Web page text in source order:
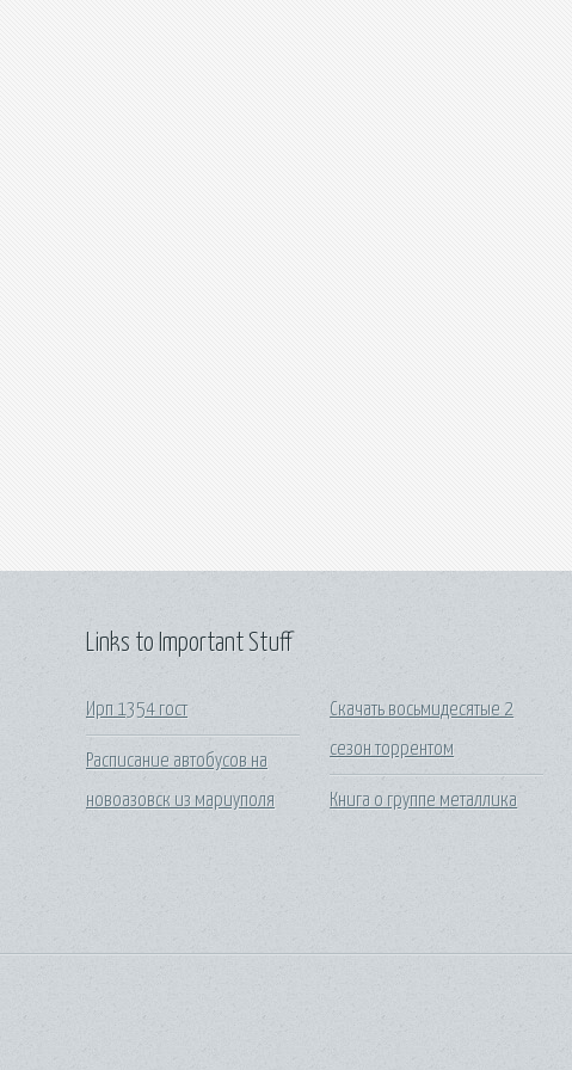
Links to Important Stuff
Ирп 1354 гост
Расписание автобусов на
новоазовск из мариуполя
Скачать восьмидесятые 2
сезон торрентом
Книга о группе металлика